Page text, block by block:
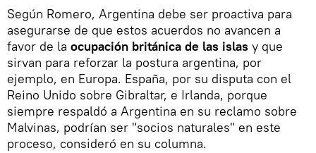
Según Romero, Argentina debe ser proactiva para
asegurarse de que estos acuerdos no avancen a
favor de la ocupación británica de las islas y que
sirvan para reforzar la postura argentina, por
ejemplo, en Europa. España, por su disputa con el
Reino Unido sobre Gibraltar, e Irlanda, porque
siempre respaldó a Argentina en su reclamo sobre
Malvinas, podrían ser "socios naturales" en este
proceso, consideró en su columna.